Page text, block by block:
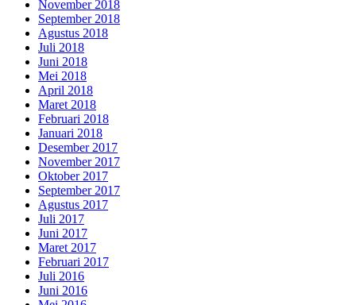
November 2018
September 2018
Agustus 2018
Juli 2018
Juni 2018
Mei 2018
April 2018
Maret 2018
Februari 2018
Januari 2018
Desember 2017
November 2017
Oktober 2017
September 2017
Agustus 2017
Juli 2017
Juni 2017
Maret 2017
Februari 2017
Juli 2016
Juni 2016